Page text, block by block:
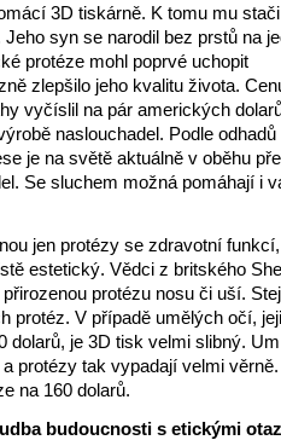
3D tiskárně. K tomu mu
syn se narodil bez prstů na
protéze mohl poprvé uchopit
zlepšilo jeho kvalitu života.
vyčíslil na pár amerických
naslouchadel. Podle odhadů
je na světě aktuálně v oběhu
Se sluchem možná pomáhají i
jen protézy se zdravotní
estetický. Vědci z britského
protézu nosu či uší.
protéz. V případě umělých očí,
dolarů, je 3D tisk velmi slibný.
protézy tak vypadají velmi věrně.
na 160 dolarů.
budoucnosti s etickými